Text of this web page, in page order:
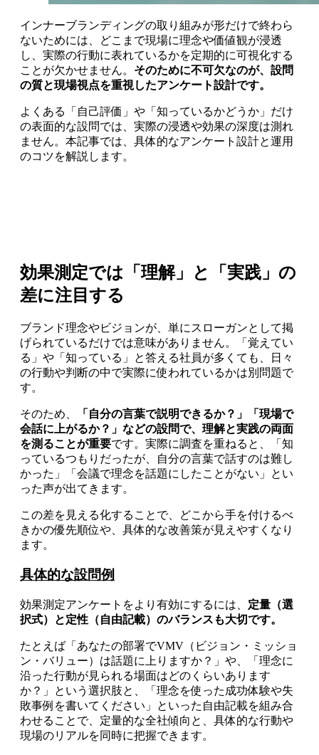
インナーブランディングの取り組みが形だけで終わら
ないためには、どこまで現場に理念や価値観が浸透
し、実際の行動に表れているかを定期的に可視化する
ことが欠かせません。 そのために不可欠なのが、設問
の質と現場視点を重視したアンケート設計です。
よくある「自己評価」や「知っているかどうか」だけ
の表面的な設問では、実際の浸透や効果の深度は測れ
ません。本記事では、具体的なアンケート設計と運用
のコツを解説します。
効果測定では「理解」と「実践」の
差に注目する
ブランド理念やビジョンが、単にスローガンとして掲
げられているだけでは意味がありません。「覚えてい
る」や「知っている」と答える社員が多くても、日々
の行動や判断の中で実際に使われているかは別問題で
す。
そのため、
「自分の言葉で説明できるか？」「現場で
会話に上がるか？」などの設問で、理解と実践の両面
を測ることが重要です。実際に調査を重ねると、「知
っているつもりだったが、自分の言葉で話すのは難し
かった」「会議で理念を話題にしたことがない」とい
った声が出てきます。
この差を見える化することで、どこから手を付けるべ
きかの優先順位や、具体的な改善策が見えやすくなり
ます。
具体的な設問例
効果測定アンケートをより有効にするには、 定量（選
択式）と定性（自由記載）のバランスも大切です。
たとえば「あなたの部署でVMV（ビジョン・ミッショ
ン・バリュー）は話題に上りますか？」や、「理念に
沿った行動が見られる場面はどのくらいあります
か？」という選択肢と、「理念を使った成功体験や失
敗事例を書いてください」といった自由記載を組み合
わせることで、定量的な全社傾向と、具体的な行動や
現場のリアルを同時に把握できます。